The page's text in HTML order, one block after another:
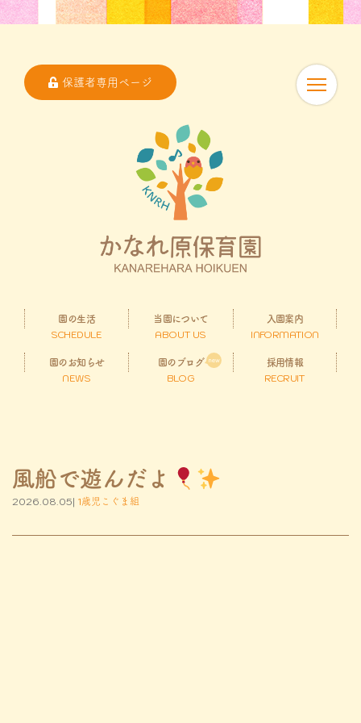
保護者専用ページ
園の生活
SCHEDULE
当園について
ABOUT US
入園案内
INFORMATION
園のお知らせ
NEWS
園のブログ
BLOG
採用情報
RECRUIT
風船で遊んだよ
2026.08.05| 1歳児こぐま組